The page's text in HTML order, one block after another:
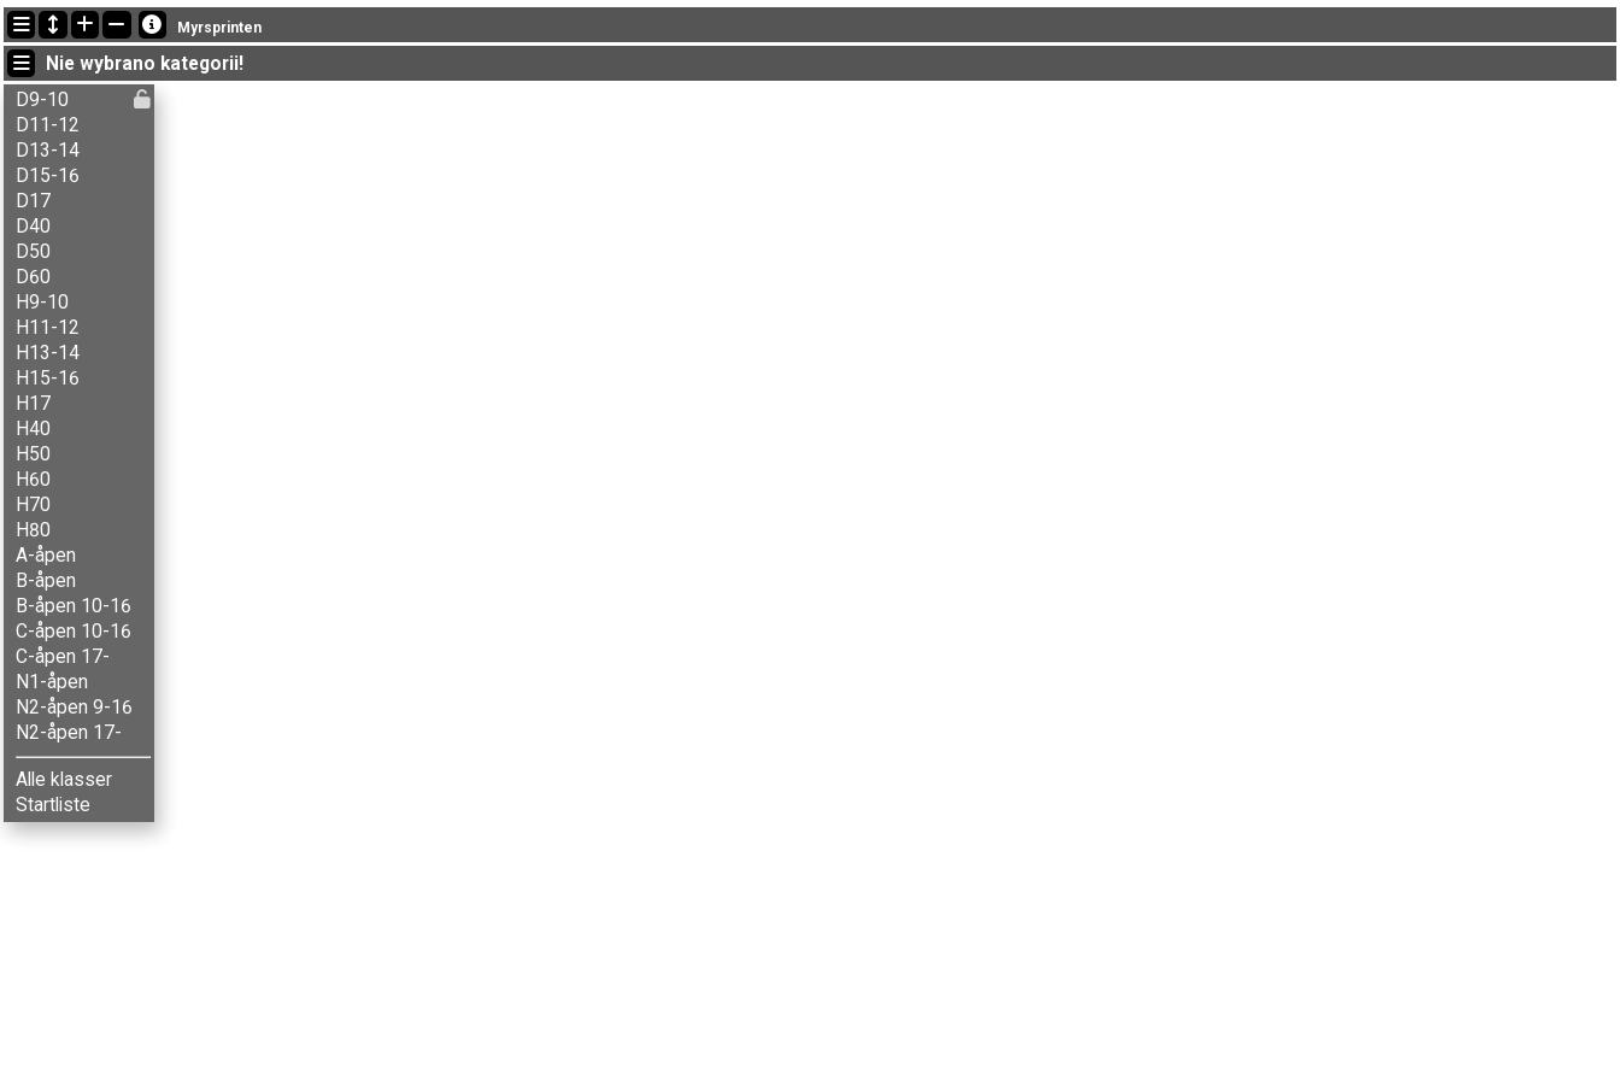
Ostatnie aktualizacje
14:08:27: Kent E. Nilsen (B-åpen) ukończył/a z czasem 97:59 (11)
14:00:19: Stine Ø. Dalberg (
13:42:25: Herman Bakke (H60) ukończył/a z czasem 77:17 (11)
Myrsprinten
Nie wybrano kategorii!
D9-10
D11-12
D13-14
D15-16
D17
D40
D50
D60
H9-10
H11-12
H13-14
H15-16
H17
H40
H50
H60
H70
H80
A-åpen
B-åpen
B-åpen 10-16
C-åpen 10-16
C-åpen 17-
N1-åpen
N2-åpen 9-16
N2-åpen 17-
Alle klasser
Startliste